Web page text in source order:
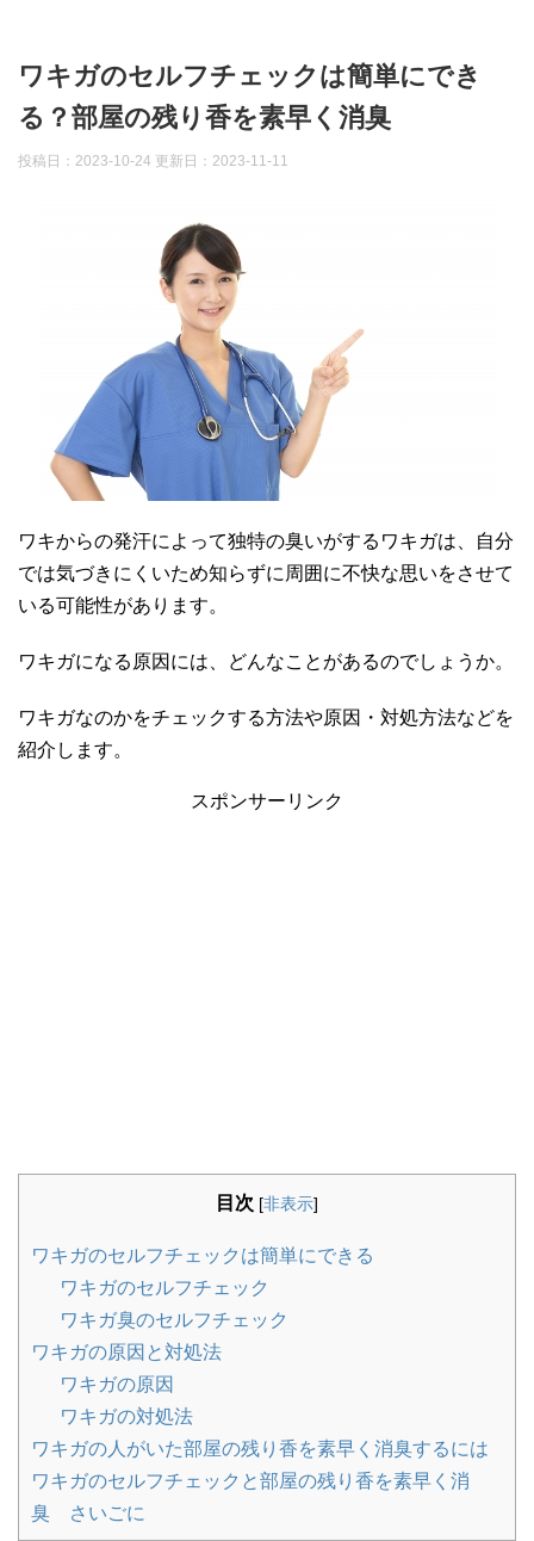
ワキガのセルフチェックは簡単にでき
る？部屋の残り香を素早く消臭
投稿日：2023-10-24 更新日： 2023-11-11
ワキからの発汗によって独特の臭いがするワキガは、自分
では気づきにくいため知らずに周囲に不快な思いをさせて
いる可能性があります。
ワキガになる原因には、どんなことがあるのでしょうか。
ワキガなのかをチェックする方法や原因・対処方法などを
紹介します。
スポンサーリンク
目次 [非表示]
ワキガのセルフチェックは簡単にできる
ワキガのセルフチェック
ワキガ臭のセルフチェック
ワキガの原因と対処法
ワキガの原因
ワキガの対処法
ワキガの人がいた部屋の残り香を素早く消臭するには
ワキガのセルフチェックと部屋の残り香を素早く消
臭 さいごに